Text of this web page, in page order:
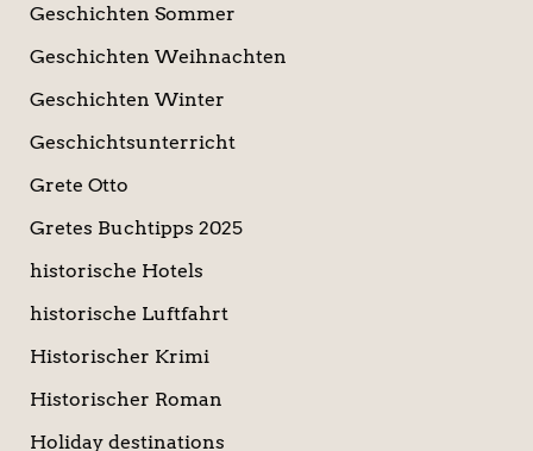
Geschichten Sommer
Geschichten Weihnachten
Geschichten Winter
Geschichtsunterricht
Grete Otto
Gretes Buchtipps 2025
historische Hotels
historische Luftfahrt
Historischer Krimi
Historischer Roman
Holiday destinations